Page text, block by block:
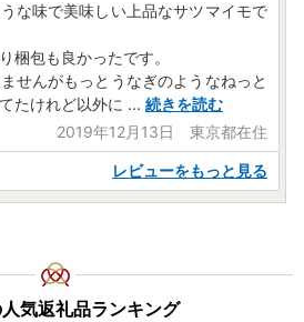
な味で美味しい上品なサツマイモで
梱包も良かったです。
せんがもっとうなぎのようなねっと
たけれど以外に ... 続きを読む
2019年12月13日 東京都在住
レビューをもっと見る
気返礼品ランキング